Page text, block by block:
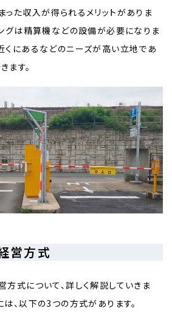
った収入が得られるメリットがありま
グは精算機などの設備が必要になりま
くにあるなどのニーズが高い立地であ
ます。
営方式
式について、詳しく解説していきま
、以下の3つの方式があります。